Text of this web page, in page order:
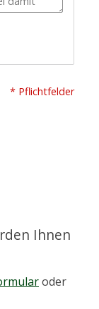
* Pflichtfelder
Ihnen
oder